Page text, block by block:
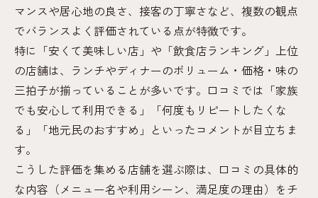
マンスや居心地の良さ、接客の丁寧さなど、複数の観点
でバランスよく評価されている点が特徴です。
特に「安くて美味しい店」や「飲食店ランキング」上位
の店舗は、ランチやディナーのボリューム・価格・味の
三拍子が揃っていることが多いです。口コミでは「家族
でも安心して利用できる」「何度もリピートしたくな
る」「地元民のおすすめ」といったコメントが目立ちま
す。
こうした評価を集める店舗を選ぶ際は、口コミの具体的
な内容（メニュー名や利用シーン、満足度の理由）をチ